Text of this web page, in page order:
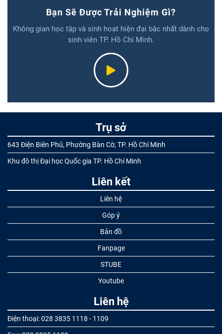
Bạn Sẽ Được Trải Nghiệm Gì?
Không gian học tập và sinh hoạt hiện đại bậc nhất dành cho
sinh viên TP. Hồ Chí Minh.
Trụ sở
643 Điện Biên Phủ, Phường Bàn Cờ, TP. Hồ Chí Minh
Khu đô thị Đại học Quốc gia TP. Hồ Chí Minh
Liên kết
Liên hệ
Góp ý
Bản đồ
Fanpage
STUBE
Youtube
Liên hệ
Điện thoại: 028 3835 1118 - 1109